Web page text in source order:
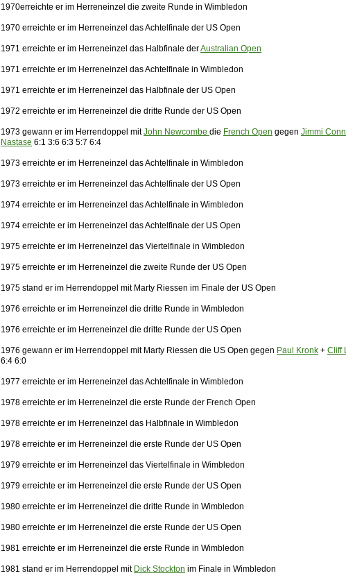
1970erreichte er im Herreneinzel die zweite Runde in Wimbledon
1970 erreichte er im Herreneinzel das Achtelfinale der US Open
1971 erreichte er im Herreneinzel das Halbfinale derAustralian Open
1971 erreichte er im Herreneinzel das Achtelfinale in Wimbledon
1971 erreichte er im Herreneinzel das Halbfinale der US Open
1972 erreichte er im Herreneinzel die dritte Runde der US Open
1973 gewann er im Herrendoppel mitJohn Newcombe die French Open gegen Jimmi
Nastase 6:1 3:6 6:3 5:7 6:4
1973 erreichte er im Herreneinzel das Achtelfinale in Wimbledon
1973 erreichte er im Herreneinzel das Achtelfinale der US Open
1974 erreichte er im Herreneinzel das Achtelfinale in Wimbledon
1974 erreichte er im Herreneinzel das Achtelfinale der US Open
1975 erreichte er im Herreneinzel das Viertelfinale in Wimbledon
1975 erreichte er im Herreneinzel die zweite Runde der US Open
1975 stand er im Herrendoppel mit Marty Riessen im Finale der US Open
1976 erreichte er im Herreneinzel die dritte Runde in Wimbledon
1976 erreichte er im Herreneinzel die dritte Runde der US Open
1976 gewann er im Herrendoppel mit Marty Riessen die US Open gegen Paul Kronk + Cliff
6:4 6:0
1977 erreichte er im Herreneinzel das Achtelfinale in Wimbledon
1978 erreichte er im Herreneinzel die erste Runde der French Open
1978 erreichte er im Herreneinzel das Halbfinale in Wimbledon
1978 erreichte er im Herreneinzel die erste Runde der US Open
1979 erreichte er im Herreneinzel das Viertelfinale in Wimbledon
1979 erreichte er im Herreneinzel die erste Runde der US Open
1980 erreichte er im Herreneinzel die dritte Runde in Wimbledon
1980 erreichte er im Herreneinzel die erste Runde der US Open
1981 erreichte er im Herreneinzel die erste Runde in Wimbledon
1981 stand er im Herrendoppel mit Dick Stockton im Finale in Wimbledon